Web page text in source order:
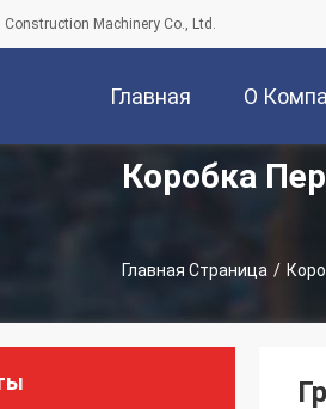
Machinery Co., Ltd.
Главная
Страница
О
Коробка
Главная Страница /